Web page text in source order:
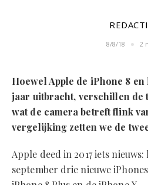
8/8/18 2
Hoewel Apple de iPhone 8
jaar uitbracht, verschillen de
wat de camera betreft flink
vergelijking zetten we de
Apple deed in 2017 iets
september drie nieuwe